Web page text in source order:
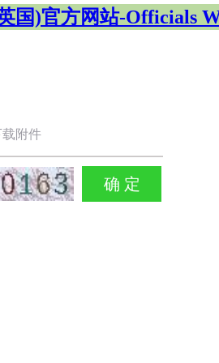
国)官方网站-Officials
附件